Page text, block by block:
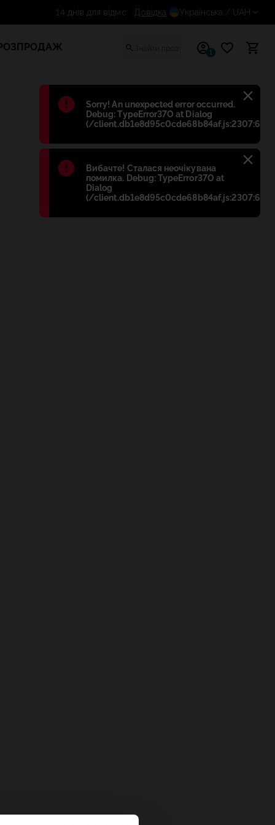
Błąd:
Sorry! An unexpected error occurred.
Debug: TypeError37O at Dialog
(/client.db1e8d95c0cde68b84af.js:2307:698)
Błąd:
Вибачте! Сталася неочікувана
помилка. Debug: TypeError37O at
Dialog
(/client.db1e8d95c0cde68b84af.js:2307:698)
14 днів для відмови від
Довідка Українська / UAH
1